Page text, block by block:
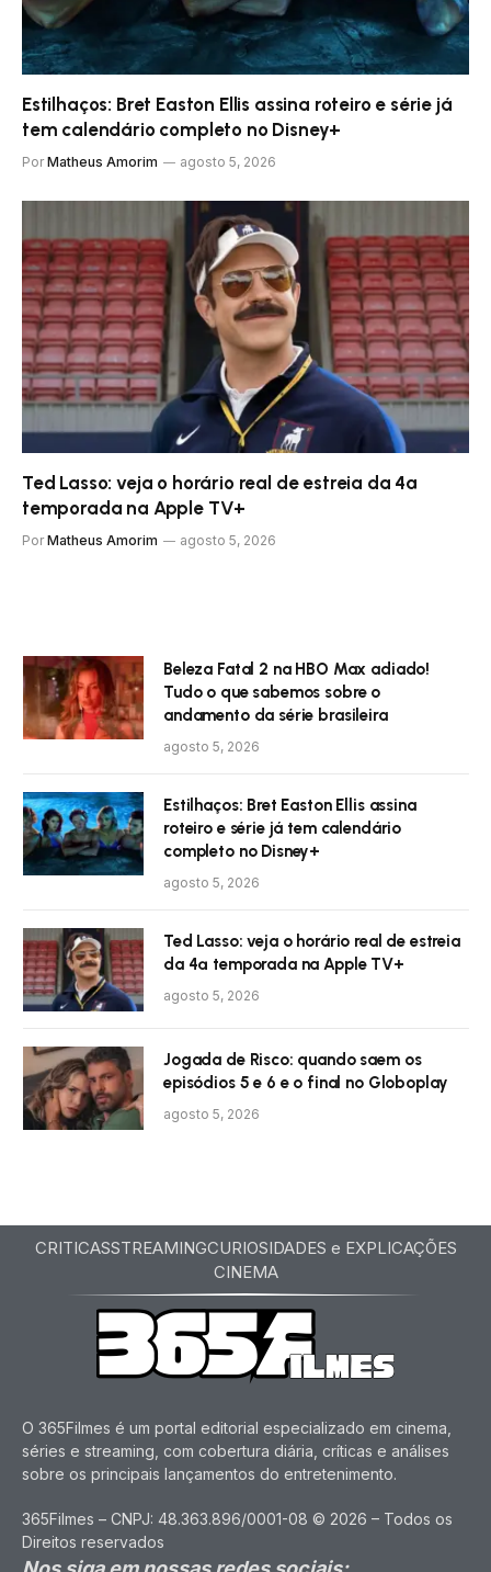
Estilhaços: Bret Easton Ellis assina roteiro e série já
tem calendário completo no Disney+
Por Matheus Amorim agosto 5, 2026
Ted Lasso: veja o horário real de estreia da 4ª
temporada na Apple TV+
Por Matheus Amorim agosto 5, 2026
Beleza Fatal 2 na HBO Max adiado!
Tudo o que sabemos sobre o
andamento da série brasileira
agosto 5, 2026
Estilhaços: Bret Easton Ellis assina
roteiro e série já tem calendário
completo no Disney+
agosto 5, 2026
Ted Lasso: veja o horário real de estreia
da 4ª temporada na Apple TV+
agosto 5, 2026
Jogada de Risco: quando saem os
episódios 5 e 6 e o final no Globoplay
agosto 5, 2026
CRITICASSTREAMINGCURIOSIDADES e EXPLICAÇÕES
CINEMA
O 365Filmes é um portal editorial especializado em cinema,
séries e streaming, com cobertura diária, críticas e análises
sobre os principais lançamentos do entretenimento.
365Filmes – CNPJ: 48.363.896/0001-08 © 2026 – Todos os
Direitos reservados